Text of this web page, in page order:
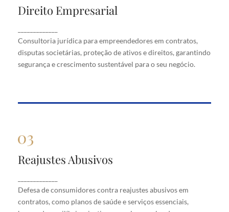
Direito Empresarial
Consultoria jurídica para empreendedores em contratos,
disputas societárias, proteção de ativos e direitos, garantindo
segurança e crescimento sustentável para o seu negócio.
Direito Empresarial
contratos, disputas societárias, proteção de ativos
e direitos, garantindo segurança e crescimento
sustentável para o seu negócio.
Reajustes Abusivos
Defesa de consumidores contra reajustes abusivos em
contratos, como planos de saúde e serviços essenciais,
Reajustes Abusivos
em contratos, como planos de saúde e serviços
essenciais, buscando equilíbrio e justiça nos valores
cobrados.